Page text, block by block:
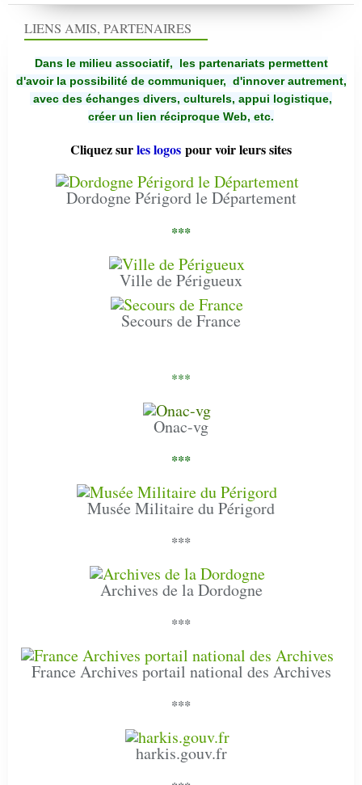
LIENS AMIS, PARTENAIRES
Dans le milieu associatif, les partenariats permettent
d'avoir la possibilité de communiquer, d'innover autrement,
avec des échanges divers, culturels, appui logistique,
créer un lien réciproque Web, etc.
Cliquez surles logos pour voir leurs sites
Dordogne Périgord le Département
***
Ville de Périgueux
Secours de France
***
Onac-vg
***
Musée Militaire du Périgord
***
Archives de la Dordogne
***
France Archives portail national des Archives
***
harkis.gouv.fr